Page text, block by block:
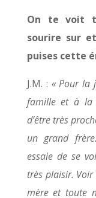
On te voit
sourire sur
puises cette
J.M. : « Pour la
famille et à la
d’être très
un grand
essaie de se
très plaisir.
mère et toute